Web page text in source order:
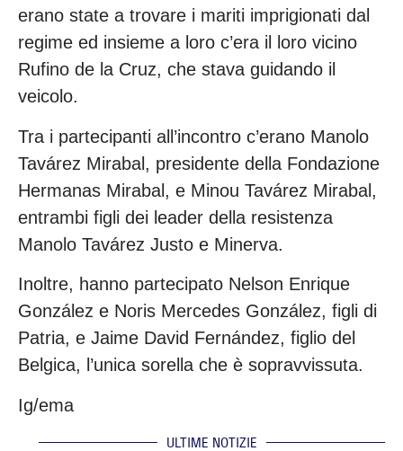
erano state a trovare i mariti imprigionati dal
regime ed insieme a loro c’era il loro vicino
Rufino de la Cruz, che stava guidando il
veicolo.
Tra i partecipanti all’incontro c’erano Manolo
Tavárez Mirabal, presidente della Fondazione
Hermanas Mirabal, e Minou Tavárez Mirabal,
entrambi figli dei leader della resistenza
Manolo Tavárez Justo e Minerva.
Inoltre, hanno partecipato Nelson Enrique
González e Noris Mercedes González, figli di
Patria, e Jaime David Fernández, figlio del
Belgica, l’unica sorella che è sopravvissuta.
Ig/ema
ULTIME NOTIZIE